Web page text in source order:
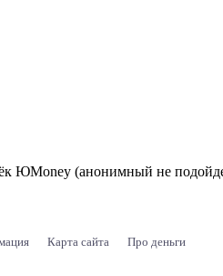
ЮMoney (анонимный не
Карта сайта Про деньги